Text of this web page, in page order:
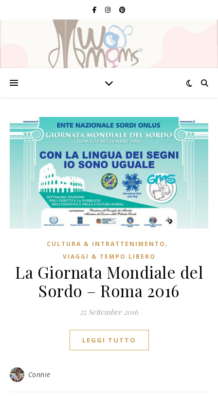
CULTURA & INTRATTENIMENTO ,
VIAGGI & TEMPO LIBERO
La Giornata Mondiale del
Sordo – Roma 2016
25 Settembre 2016
LEGGI TUTTO
Connie